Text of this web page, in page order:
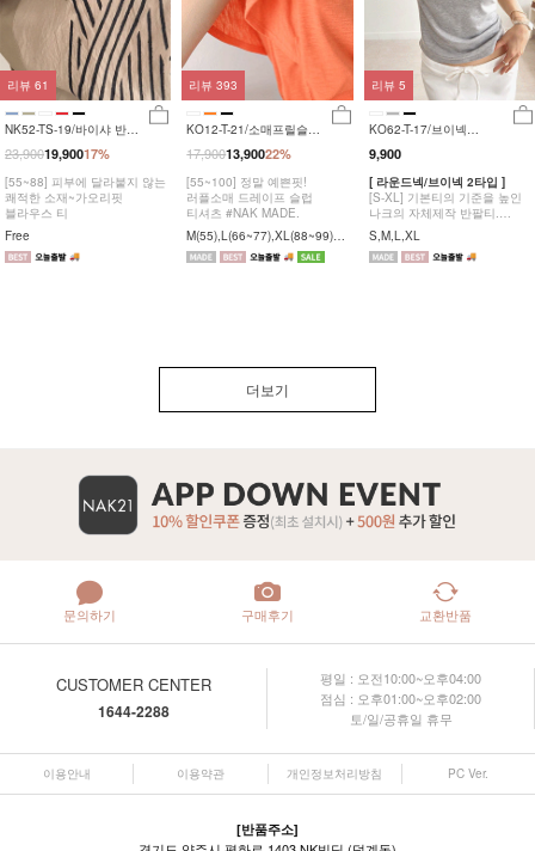
NK52-TS-19/바이샤 반팔
티
17%
23,90019,900
[55~88] 피부에 달라붙지 않는
쾌적한 소재~가오리핏
블라우스 티
Free
리뷰 61
KO12-T-21/소매프릴슬럽
티
22%
17,90013,900
[55~100] 정말 예쁜핏!
러플소매 드레이프 슬럽
티셔츠 #NAK MADE.
M(55),L(66~77),XL(88~99),1
(100)
리뷰393
KO62-T-17/브이넥
티,KO62-T-18/라운드티
_YN
9,900
[ 라운드넥/브이넥 2타입 ]
[S-XL] 기본티의 기준을 높인
나크의 자체제작 반팔티.
팔뚝소멸 소매핏의 고퀄리티
상품 #NAK MADE.
S,M,L,XL
리뷰 5
더보기
문의하기 구매후기 교환반품
CUSTOMER CENTER
1644-2288
평일 : 오전10:00~오후04:00
점심 : 오후01:00~오후02:00
토/일/공휴일 휴무
이용안내 이용약관 개인정보처리방침 PC Ver.
[반품주소]